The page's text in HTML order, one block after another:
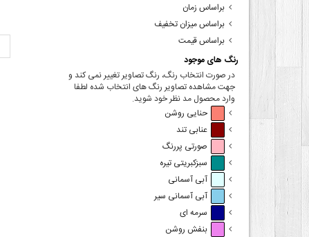
براساس زمان
براساس میزان تخفیف
براساس قیمت
رنگ های موجود
در صورت انتخاب رنگ، رنگ تصاویر تغییر نمی کند و
جهت مشاهده تصاویر رنگ های انتخاب شده لطفا
وارد محصول مد نظر خود شوید.
حنایی روشن
عنابی تند
صورتی پررنگ
سبزکبریتی تیره
آبی آسمانی
آبی آسمانی سیر
سرمه ای
بنفش روشن